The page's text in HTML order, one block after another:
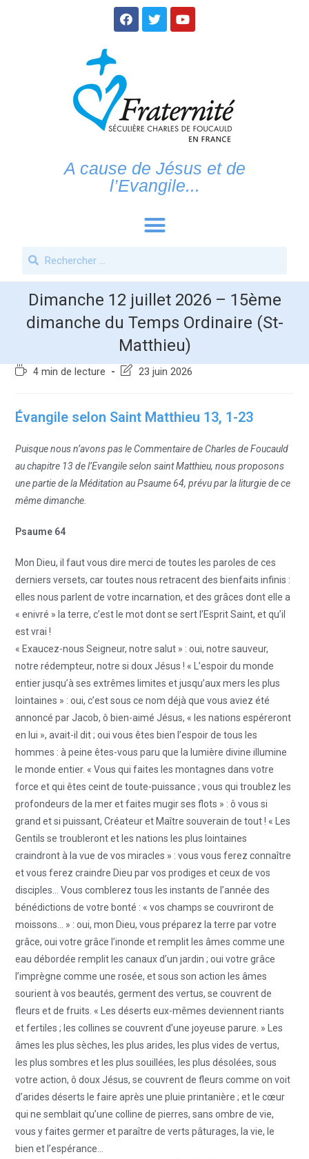
A cause de Jésus et de
l’Evangile...
Dimanche 12 juillet 2026 – 15ème
dimanche du Temps Ordinaire (St-
Matthieu)
4 min de lecture 23 juin 2026
Évangile selon Saint Matthieu 13, 1-23
Puisque nous n’avons pas le Commentaire de Charles de Foucauld
au chapitre 13 de l’Evangile selon saint Matthieu, nous proposons
une partie de la Méditation au Psaume 64, prévu par la liturgie de ce
même dimanche.
Psaume 64
Mon Dieu, il faut vous dire merci de toutes les paroles de ces
derniers versets, car toutes nous retracent des bienfaits infinis :
elles nous parlent de votre incarnation, et des grâces dont elle a
« enivré » la terre, c’est le mot dont se sert l’Esprit Saint, et qu’il
est vrai !
« Exaucez-nous Seigneur, notre salut » : oui, notre sauveur,
notre rédempteur, notre si doux Jésus ! « L’espoir du monde
entier jusqu’à ses extrêmes limites et jusqu’aux mers les plus
lointaines » : oui, c’est sous ce nom déjà que vous aviez été
annoncé par Jacob, ô bien-aimé Jésus, « les nations espéreront
en lui », avait-il dit ; oui vous êtes bien l’espoir de tous les
hommes : à peine êtes-vous paru que la lumière divine illumine
le monde entier. « Vous qui faites les montagnes dans votre
force et qui êtes ceint de toute-puissance ; vous qui troublez les
profondeurs de la mer et faites mugir ses flots » : ô vous si
grand et si puissant, Créateur et Maître souverain de tout ! « Les
Gentils se troubleront et les nations les plus lointaines
craindront à la vue de vos miracles » : vous vous ferez connaître
et vous ferez craindre Dieu par vos prodiges et ceux de vos
disciples… Vous comblerez tous les instants de l’année des
bénédictions de votre bonté : « vos champs se couvriront de
moissons… » : oui, mon Dieu, vous préparez la terre par votre
grâce, oui votre grâce l’inonde et remplit les âmes comme une
eau débordée remplit les canaux d’un jardin ; oui votre grâce
l’imprègne comme une rosée, et sous son action les âmes
sourient à vos beautés, germent des vertus, se couvrent de
fleurs et de fruits. « Les déserts eux-mêmes deviennent riants
et fertiles ; les collines se couvrent d’une joyeuse parure. » Les
âmes les plus sèches, les plus arides, les plus vides de vertus,
les plus sombres et les plus souillées, les plus désolées, sous
votre action, ô doux Jésus, se couvrent de fleurs comme on voit
d’arides déserts le faire après une pluie printanière ; et le cœur
qui ne semblait qu’une colline de pierres, sans ombre de vie,
vous y faites germer et paraître de verts pâturages, la vie, le
bien et l’espérance…